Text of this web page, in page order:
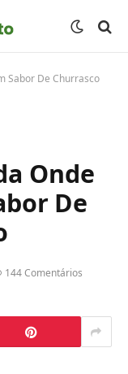
Sabor De Churrasco
Onde
De
144 Comentários